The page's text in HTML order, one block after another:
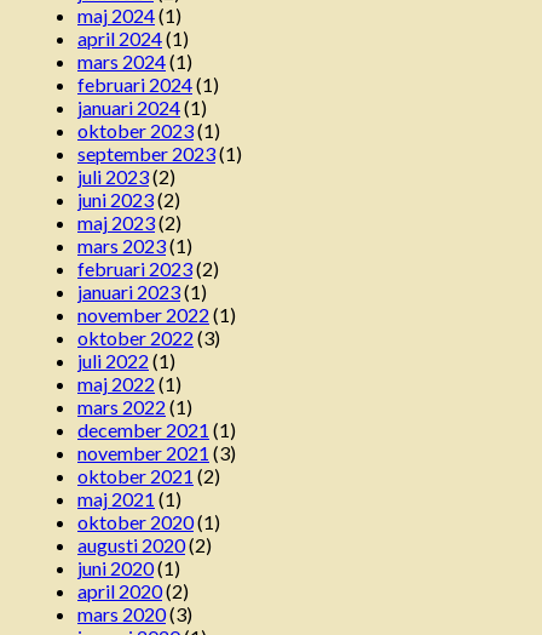
maj 2024(1)
april 2024(1)
mars 2024(1)
februari 2024(1)
januari 2024(1)
oktober 2023(1)
september 2023(1)
juli 2023(2)
juni 2023(2)
maj 2023(2)
mars 2023(1)
februari 2023(2)
januari 2023(1)
november 2022 (1)
oktober 2022 (3)
juli 2022 (1)
maj 2022 (1)
mars 2022 (1)
december 2021 (1)
november 2021 (3)
oktober 2021 (2)
maj 2021 (1)
oktober 2020(1)
augusti 2020(2)
juni 2020(1)
april 2020(2)
mars 2020(3)